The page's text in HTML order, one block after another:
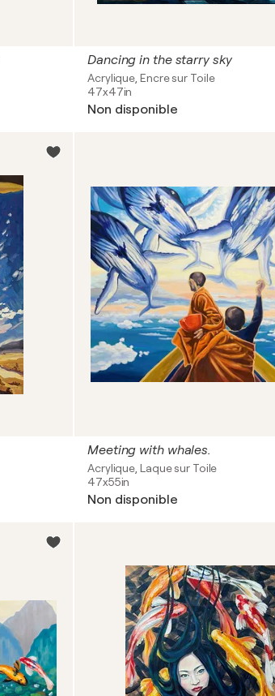
Dancing in the starry sky
Acrylique, Encre sur Toile
47x47in
Non disponible
Meeting with whales.
Acrylique, Laque sur Toile
47x55in
Non disponible